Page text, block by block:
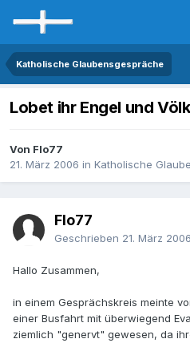
Katholische Glaubensgespräche
Lobet ihr Engel und
Von Flo77
21. März 2006 in Katholische
Flo77
Geschrieben 21. März 2006
Hallo Zusammen,
in einem Gesprächskreis meinte
einer Busfahrt mit überwiegend
ziemlich "genervt" gewesen, da